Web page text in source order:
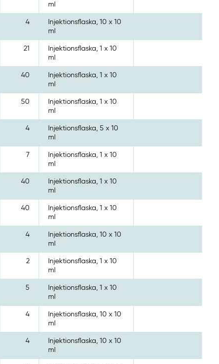
ml
4
Injektionsflaska, 10 x 10
ml
21
Injektionsflaska, 1 x 10
ml
40
Injektionsflaska, 1 x 10
ml
50
Injektionsflaska, 1 x 10
ml
4
Injektionsflaska, 5 x 10
ml
7
Injektionsflaska, 1 x 10
ml
40
Injektionsflaska, 1 x 10
ml
40
Injektionsflaska, 1 x 10
ml
4
Injektionsflaska, 10 x 10
ml
2
Injektionsflaska, 1 x 10
ml
5
Injektionsflaska, 1 x 10
ml
4
Injektionsflaska, 10 x 10
ml
4
Injektionsflaska, 10 x 10
ml